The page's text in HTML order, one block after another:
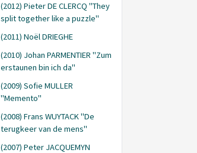
(2012) Pieter DE CLERCQ "They
split together like a puzzle"
(2011) Noël DRIEGHE
(2010) Johan PARMENTIER "Zum
erstaunen bin ich da"
(2009) Sofie MULLER
"Memento"
(2008) Frans WUYTACK "De
terugkeer van de mens"
(2007) Peter JACQUEMYN